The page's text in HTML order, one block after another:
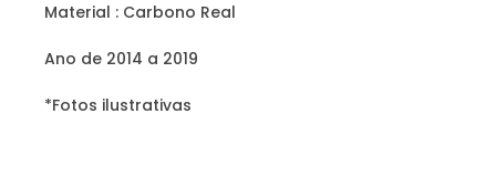
Material : Carbono Real
Ano de 2014 a 2019
*Fotos ilustrativas